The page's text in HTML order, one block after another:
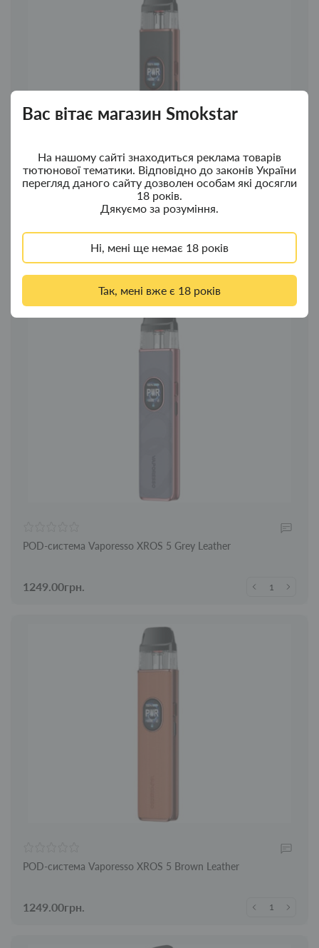
Вас вітає магазин Smokstar
На нашому сайті знаходиться реклама товарів
тютюнової тематики. Відповідно до законів України
перегляд даного сайту дозволен особам які досягли
18 років.
Дякуємо за розуміння.
Ні, мені ще немає 18 років
Так, мені вже є 18 років
1249.00грн.
POD-система Vaporesso XROS 5 Grey Leather
1249.00грн.
POD-система Vaporesso XROS 5 Brown Leather
1249.00грн.